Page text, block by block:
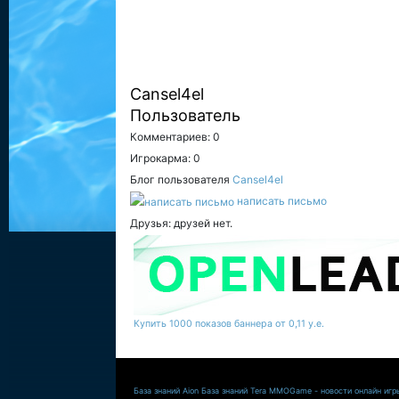
Cansel4el
Пользователь
Комментариев: 0
Игрокарма: 0
Блог пользователя Cansel4el
написать письмо
Друзья: друзей нет.
Купить 1000 показов баннера от 0,11 у.е.
База знаний Aion База знаний Tera MMOGame - новости онлайн